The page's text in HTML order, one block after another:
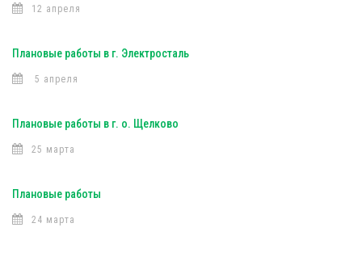
12 апреля
Плановые работы в г. Электросталь
5 апреля
Плановые работы в г. о. Щелково
25 марта
Плановые работы
24 марта